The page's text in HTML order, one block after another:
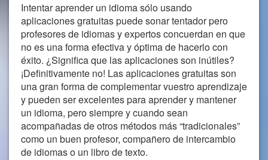
Intentar aprender un idioma sólo usando
aplicaciones gratuitas puede sonar tentador pero
profesores de idiomas y expertos concuerdan en que
no es una forma efectiva y óptima de hacerlo con
éxito. ¿Significa que las aplicaciones son inútiles?
¡Definitivamente no! Las aplicaciones gratuitas son
una gran forma de complementar vuestro aprendizaje
y pueden ser excelentes para aprender y mantener
un idioma, pero siempre y cuando sean
acompañadas de otros métodos más “tradicionales”
como un buen profesor, compañero de intercambio
de idiomas o un libro de texto.